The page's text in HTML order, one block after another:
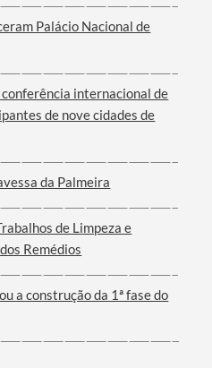
Palácio Nacional de
internacional de
de nove cidades de
da Palmeira
de Limpeza e
Remédios
a construção da 1ª fase do